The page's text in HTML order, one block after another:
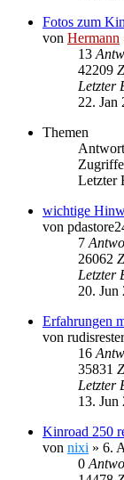
Fotos zum
von Hermann
13
42209
Letzter
22. Jan
Themen
Zugriffe
Letzter
wichtige
von
7
26062
Letzter
20. Jun
Erfahrungen
von
16
35831
Letzter
13. Jun
Kinroad 250
von nixi » 6.
0